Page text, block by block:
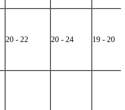
20 - 22 20 - 24 19 - 20